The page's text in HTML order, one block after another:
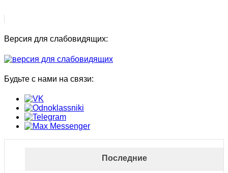
Версия для слабовидящих:
Будьте с нами на связи:
Последние